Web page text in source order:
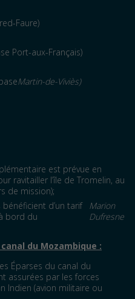
Faure)
Port-aux-Français)
Martin-de-Viviès)
est prévue en
ravitailler l’île de Tromelin, au
de mission);
d’un tarif
bord du
Marion
Dufresne
du Mozambique :
Éparses du canal du
assurées par les forces
Indien (avion militaire ou